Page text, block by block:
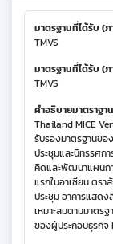
มาตรฐานที่ได้รับ (ภ
TMVS
มาตรฐานที่ได้รับ (
TMVS
คำอธิบายมาตราฐา
Thailand MICE
รับรองมาตรฐานขอ
ประชุมและนิทรรศก
คิดและพัฒนาแผนกา
แรกในอาเซียน ตร
ประชุม อาคารแสดง
เหมาะสมตามมาตร
ของผู้ประกอบธุรกิจ